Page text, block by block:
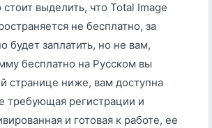
выделить, что Total Image
не бесплатно, за
будет заплатить, но не вам,
бесплатно на Русском вы
странице ниже, вам доступна
требующая регистрации и
и готовая к работе, ее